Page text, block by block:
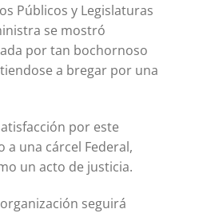
Públicos y Legislaturas
se mostró
por tan bochornoso
a bregar por una
por este
a una cárcel Federal,
un acto de justicia.
seguirá